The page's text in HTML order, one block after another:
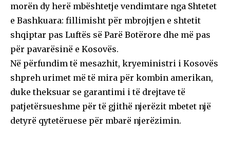
morën dy herë mbështetje vendimtare nga Shtetet
e Bashkuara: fillimisht për mbrojtjen e shtetit
shqiptar pas Luftës së Parë Botërore dhe më pas
për pavarësinë e Kosovës.
Në përfundim të mesazhit, kryeministri i Kosovës
shpreh urimet më të mira për kombin amerikan,
duke theksuar se garantimi i të drejtave të
patjetërsueshme për të gjithë njerëzit mbetet një
detyrë qytetëruese për mbarë njerëzimin.